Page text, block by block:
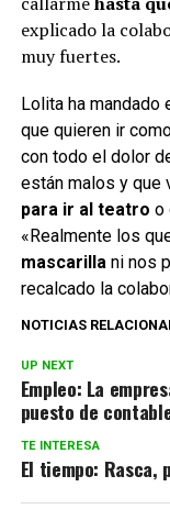
explicado la
muy fuertes.
Lolita ha mandado
que quieren ir
con todo el dolor
están malos y que
para ir al teatro o
«Realmente los
mascarillani nos
recalcado la
NOTICIAS
UP NEXT
Empleo: La
puesto de
TE INTERESA
El tiempo: Rasca,